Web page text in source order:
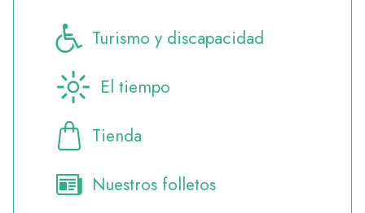
Turismo y discapacidad
El tiempo
Tienda
Nuestros folletos